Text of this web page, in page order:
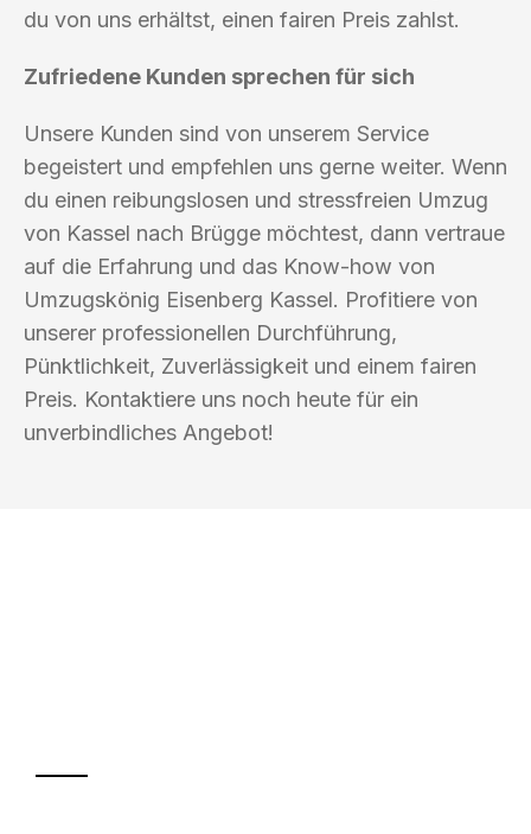
du von uns erhältst, einen fairen Preis zahlst.
Zufriedene Kunden sprechen für sich
Unsere Kunden sind von unserem Service
begeistert und empfehlen uns gerne weiter. Wenn
du einen reibungslosen und stressfreien Umzug
von Kassel nach Brügge möchtest, dann vertraue
auf die Erfahrung und das Know-how von
Umzugskönig Eisenberg Kassel. Profitiere von
unserer professionellen Durchführung,
Pünktlichkeit, Zuverlässigkeit und einem fairen
Preis. Kontaktiere uns noch heute für ein
unverbindliches Angebot!